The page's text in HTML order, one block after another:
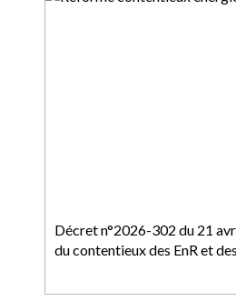
Décret n°2026-302 du 21
du contentieux des EnR et